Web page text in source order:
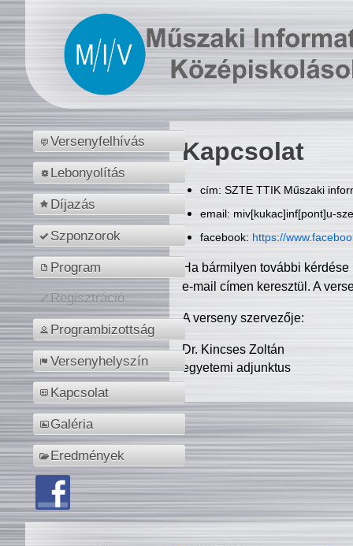
Versenyfelhívás
Lebonyolítás
Díjazás
Szponzorok
Program
Regisztráció
Programbizottság
Versenyhelyszín
Kapcsolat
Galéria
Eredmények
Kapcsolat
cím: SZTE TTIK Műszaki
email: miv[kukac]inf[pont]u-
facebook: https://
Ha bármilyen további
e-mail címen keresztül. A
A verseny szervezője:
Dr. Kincses Zoltán
egyetemi adjunktus